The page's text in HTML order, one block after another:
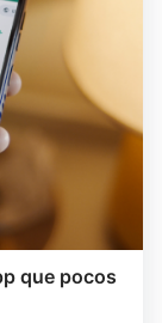
que pocos